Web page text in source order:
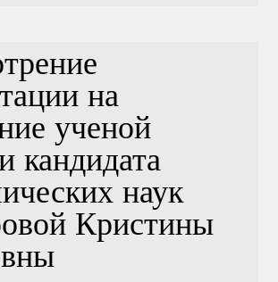
на
ученой
кандидата
наук
Кристины